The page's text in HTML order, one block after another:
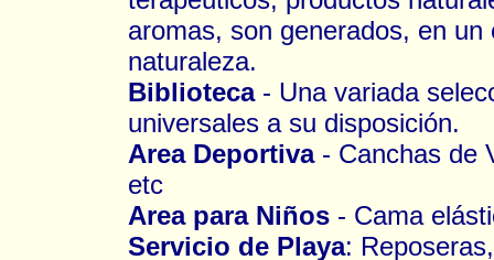
aromas, son generados, en
naturaleza.
Biblioteca - Una variada
universales a su disposición.
Area Deportiva- Canchas de
etc
Area para Niños- Cama
Servicio de Playa: